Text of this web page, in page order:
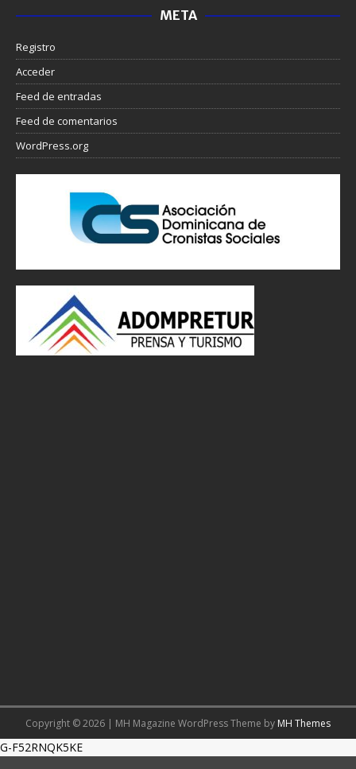
META
Registro
Acceder
Feed de entradas
Feed de comentarios
WordPress.org
Copyright © 2026 | MH Magazine WordPress Theme by MH Themes
G-F52RNQK5KE